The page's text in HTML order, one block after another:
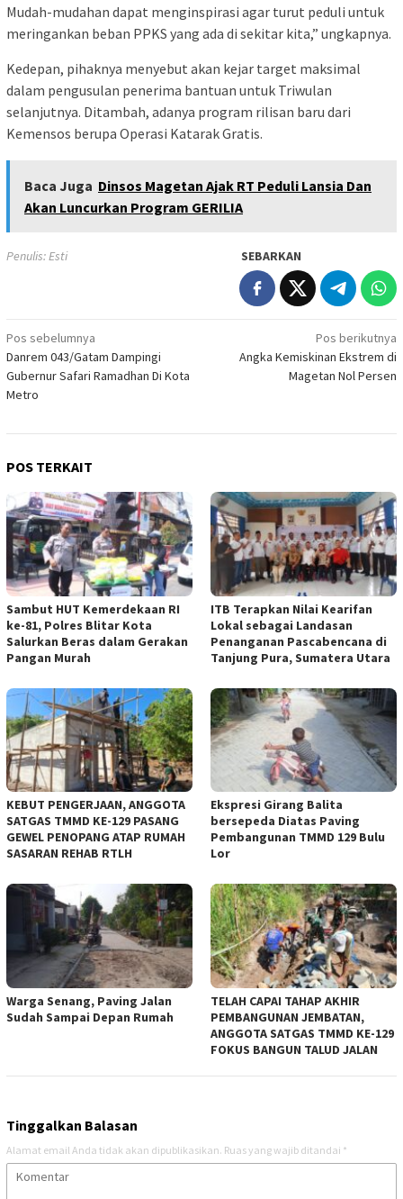
Mudah-mudahan dapat menginspirasi agar turut peduli untuk
meringankan beban PPKS yang ada di sekitar kita,” ungkapnya.
Kedepan, pihaknya menyebut akan kejar target maksimal
dalam pengusulan penerima bantuan untuk Triwulan
selanjutnya. Ditambah, adanya program rilisan baru dari
Kemensos berupa Operasi Katarak Gratis.
Baca Juga Dinsos Magetan Ajak RT Peduli Lansia Dan
Akan Luncurkan Program GERILIA
Penulis: Esti SEBARKAN
Navigasi
pos
Pos sebelumnya
Danrem 043/Gatam Dampingi
Gubernur Safari Ramadhan Di Kota
Metro
Pos berikutnya
Angka Kemiskinan Ekstrem di
Magetan Nol Persen
POS TERKAIT
Sambut HUT Kemerdekaan RI
ke-81, Polres Blitar Kota
Salurkan Beras dalam Gerakan
Pangan Murah
ITB Terapkan Nilai Kearifan
Lokal sebagai Landasan
Penanganan Pascabencana di
Tanjung Pura, Sumatera Utara
KEBUT PENGERJAAN, ANGGOTA
SATGAS TMMD KE-129 PASANG
GEWEL PENOPANG ATAP RUMAH
SASARAN REHAB RTLH
Ekspresi Girang Balita
bersepeda Diatas Paving
Pembangunan TMMD 129 Bulu
Lor
Warga Senang, Paving Jalan
Sudah Sampai Depan Rumah
TELAH CAPAI TAHAP AKHIR
PEMBANGUNAN JEMBATAN,
ANGGOTA SATGAS TMMD KE-129
FOKUS BANGUN TALUD JALAN
Tinggalkan Balasan
Alamat email Anda tidak akan dipublikasikan. Ruas yang wajib ditandai *